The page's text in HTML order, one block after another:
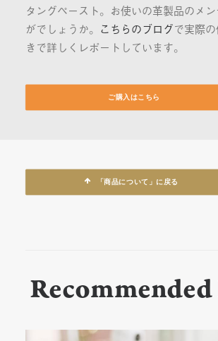
タングペースト。お使いの革製品のメ
がでしょうか。 こちらのブログで実際
きで詳しくレポートしています。
ご購入はこちら
「商品について」に戻る